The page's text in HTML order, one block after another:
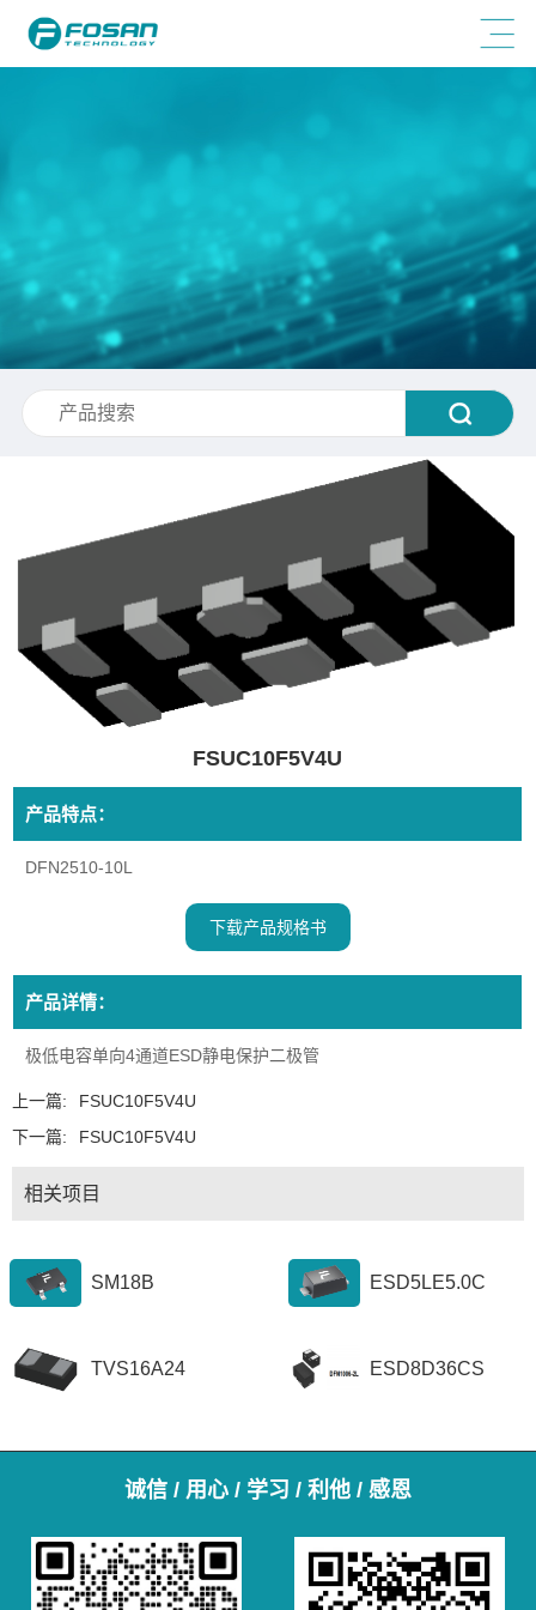
FSUC10F5V4U
产品特点：
DFN2510-10L
下载产品规格书
产品详情：
极低电容单向4通道ESD静电保护二极管
上一篇:
FSUC10F5V4U
下一篇:
FSUC10F5V4U
相关项目
SM18B ESD5LE5.0C
TVS16A24 ESD8D36CS
诚信 / 用心 / 学习 / 利他 / 感恩